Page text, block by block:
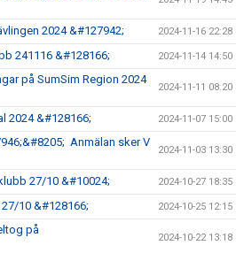
2024 &#127942; 2024-11-16 22:28
241116 &#128166; 2024-11-14 14:50
på SumSim Region 2024
2024-11-11 08:20
2024 &#128166; 2024-11-07 15:00
Anmälan sker V
2024-11-03 13:30
27/10 &#10024; 2024-10-27 18:35
10 &#128166; 2024-10-25 12:15
på
2024-10-22 13:18